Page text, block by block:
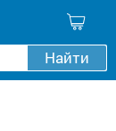
Найти